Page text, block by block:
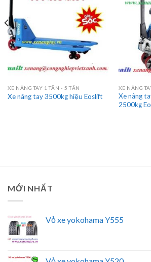
XE NÂNG TAY 1 TẤN - 5 TẤN
Xe nâng tay 3500kg hiệu Eoslift
XE NÂNG
Xe nâng
2500kg
MỚI NHẤT
Vỏ xe yokohama Y555